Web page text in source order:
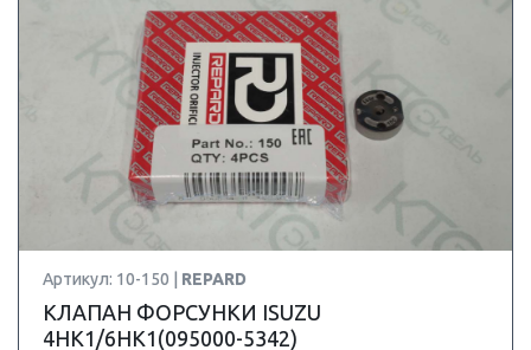
Артикул: 10-150 | REPARD
КЛАПАН ФОРСУНКИ ISUZU
4HK1/6HK1(095000-5342)